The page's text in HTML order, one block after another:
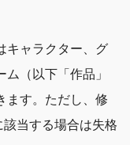
キャラクター、グ
ム（以下 「作品 」
ます。ただし、修
当する場合は失格